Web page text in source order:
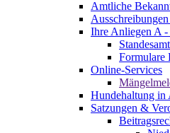
Amtliche
Ihre Anliegen A -
Formulare
Online-Services
Hundehaltung in
Satzungen &